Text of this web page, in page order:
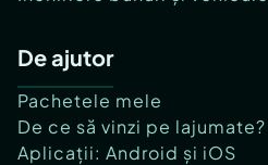
De ajutor
Pachetele mele
De ce să vinzi pe lajumate?
Aplicații: Android și iOS